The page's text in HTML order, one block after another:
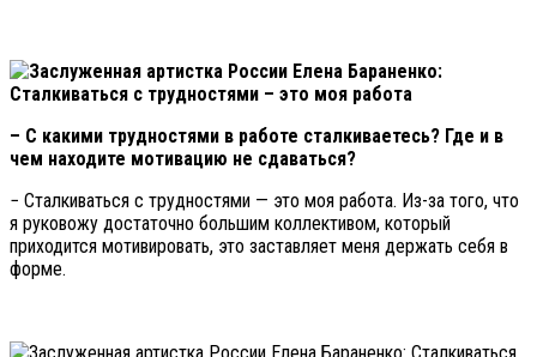
– С какими трудностями в работе сталкиваетесь? Где и в
чем находите мотивацию не сдаваться?
− Сталкиваться с трудностями — это моя работа. Из-за того, что
я руковожу достаточно большим коллективом, который
приходится мотивировать, это заставляет меня держать себя в
форме.